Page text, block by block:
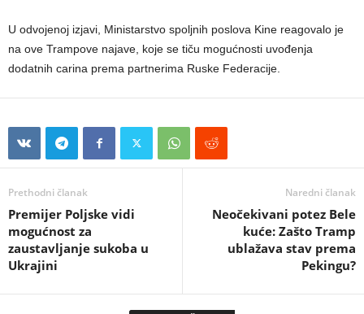
U odvojenoj izjavi, Ministarstvo spoljnih poslova Kine reagovalo je
na ove Trampove najave, koje se tiču mogućnosti uvođenja
dodatnih carina prema partnerima Ruske Federacije.
Prethodni članak
Premijer Poljske vidi
mogućnost za
zaustavljanje sukoba u
Ukrajini
Naredni članak
Neočekivani potez Bele
kuće: Zašto Tramp
ublažava stav prema
Pekingu?